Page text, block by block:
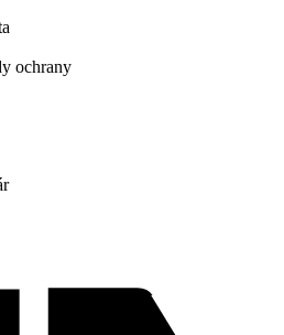
ochrany